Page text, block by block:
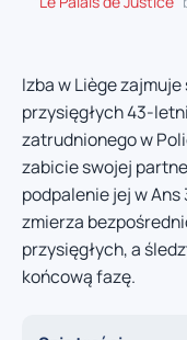
Izba w Liège
przysięgłych 43-
zatrudnionego w
zabicie swojej
podpalenie jej w
zmierza
przysięgłych, a
końcową fazę.